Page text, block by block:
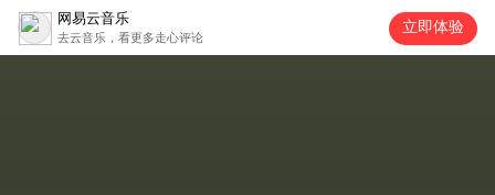
网易云音乐
去云音乐，看更多走心评论
立即体验